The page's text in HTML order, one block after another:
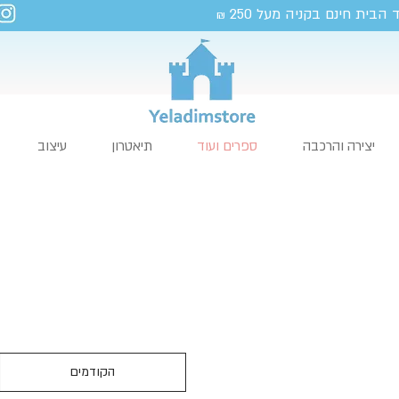
חינם בקניה מעל 250 ₪
יצירה והרכבה ספרים ועוד תיאטרון עיצוב
הקודמים